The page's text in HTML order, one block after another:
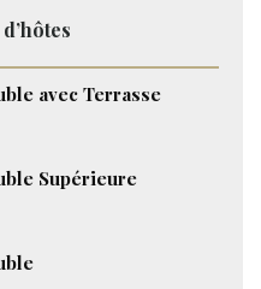
avec Terrasse
Supérieure